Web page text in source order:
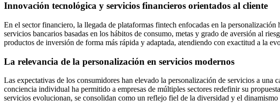
Innovación tecnológica y servicios financieros orientados al cliente
En el sector financiero, la llegada de plataformas fintech enfocadas en la
servicios bancarios basadas en los hábitos de consumo, metas y grado de aversión al
productos de inversión de forma más rápida y adaptada, atendiendo con exactitud a la
La relevancia de la personalización en servicios modernos
Las expectativas de los consumidores han elevado la personalización de servicios a
conciencia individual ha permitido a empresas de múltiples sectores redefinir su
servicios evolucionan, se consolidan como un reflejo fiel de la diversidad y el